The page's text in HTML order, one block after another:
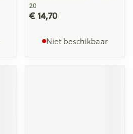
20
€ 14,70
Niet beschikbaar